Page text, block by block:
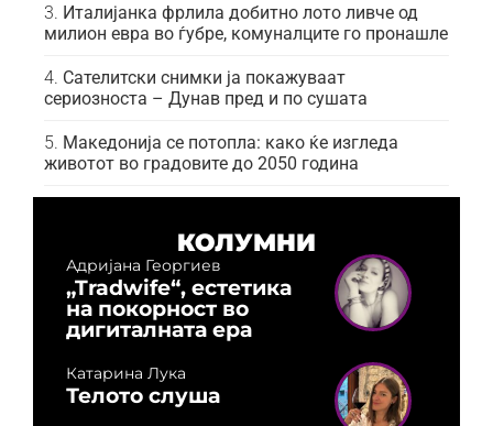
Италијанка фрлила добитно лото ливче од
милион евра во ѓубре, комуналците го пронашле
Сателитски снимки ја покажуваат
сериозноста – Дунав пред и по сушата
Македонија се потопла: како ќе изгледа
животот во градовите до 2050 година
КОЛУМНИ
Адријана Георгиев
„Tradwife“, естетика
на покорност во
дигиталната ера
Катарина Лука
Телото слуша